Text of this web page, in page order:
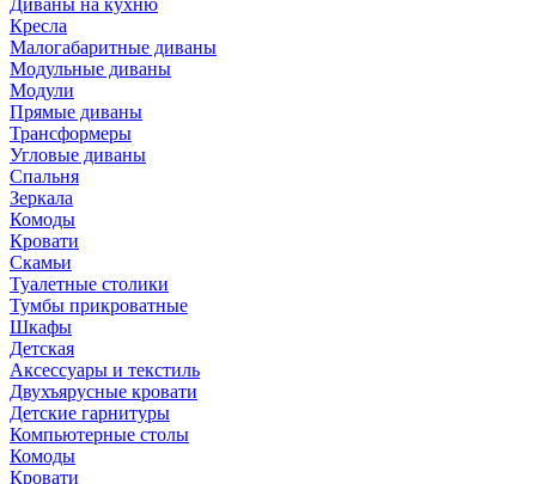
Диваны на кухню
Кресла
Малогабаритные диваны
Модульные диваны
Модули
Прямые диваны
Трансформеры
Угловые диваны
Спальня
Зеркала
Комоды
Кровати
Скамьи
Туалетные столики
Тумбы прикроватные
Шкафы
Детская
Аксессуары и текстиль
Двухъярусные кровати
Детские гарнитуры
Компьютерные столы
Комоды
Кровати